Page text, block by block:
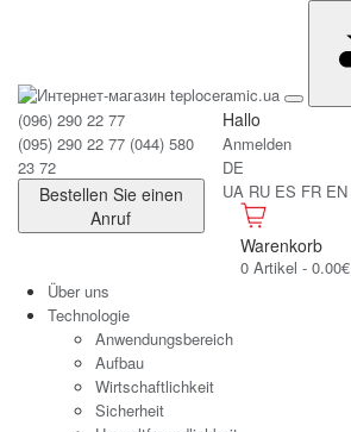
(096) 290 22 77
(095) 290 22 77 (044) 580
23 72
Bestellen Sie einen
Anruf
Hallo
Anmelden
DE
UA RU ES FR EN
Warenkorb
0 Artikel - 0.00€
Über uns
Technologie
Anwendungsbereich
Aufbau
Wirtschaftlichkeit
Sicherheit